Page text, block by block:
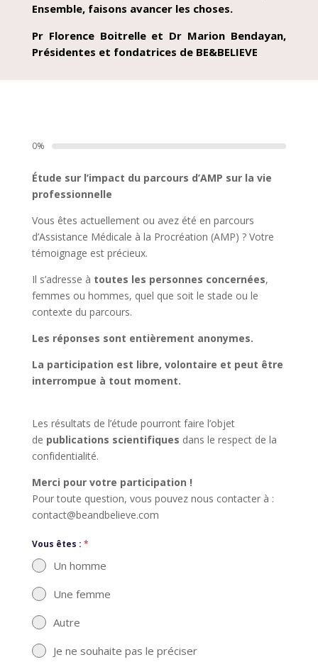
Ensemble, faisons avancer les choses.
Pr Florence Boitrelle et Dr Marion Bendayan,
Présidentes et fondatrices de BE&BELIEVE
0%
Étude sur l’impact du parcours d’AMP sur la vie
professionnelle
Vous êtes actuellement ou avez été en parcours
d’Assistance Médicale à la Procréation (AMP) ? Votre
témoignage est précieux.
Il s’adresse à toutes les personnes concernées,
femmes ou hommes, quel que soit le stade ou le
contexte du parcours.
Les réponses sont entièrement anonymes.
La participation est libre, volontaire et peut être
interrompue à tout moment.
Les résultats de l’étude pourront faire l’objet
de publications scientifiques dans le respect de la
confidentialité.
Merci pour votre participation !
Pour toute question, vous pouvez nous contacter à :
contact@beandbelieve.com
Vous êtes : *
Un homme
Une femme
Autre
Je ne souhaite pas le préciser